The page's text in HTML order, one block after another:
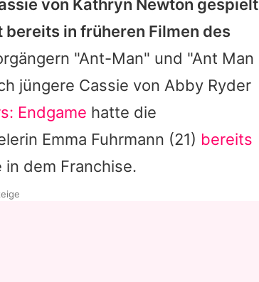
von Kathryn Newton gespielt
in früheren Filmen des
"Ant-Man" und "Ant Man
jüngere Cassie von Abby Ryder
Endgame hatte die
Emma Fuhrmann (21) bereits
dem Franchise.